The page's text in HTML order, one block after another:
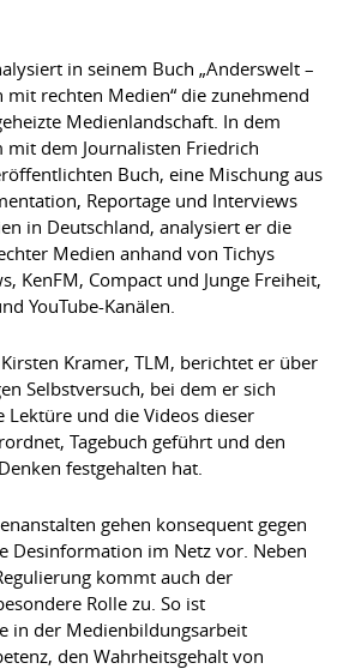
in seinem Buch „Anderswelt –
mit rechten Medien“ die zunehmend
Medienlandschaft. In dem
mit dem Journalisten Friedrich
Buch, eine Mischung aus
Reportage und Interviews
in Deutschland, analysiert er die
Medien anhand von Tichys
KenFM, Compact und Junge Freiheit,
YouTube-Kanälen.
Kramer, TLM, berichtet er über
Selbstversuch, bei dem er sich
Lektüre und die Videos dieser
Tagebuch geführt und den
festgehalten hat.
gehen konsequent gegen
Desinformation im Netz vor. Neben
kommt auch der
Rolle zu. So ist
in der Medienbildungsarbeit
den Wahrheitsgehalt von